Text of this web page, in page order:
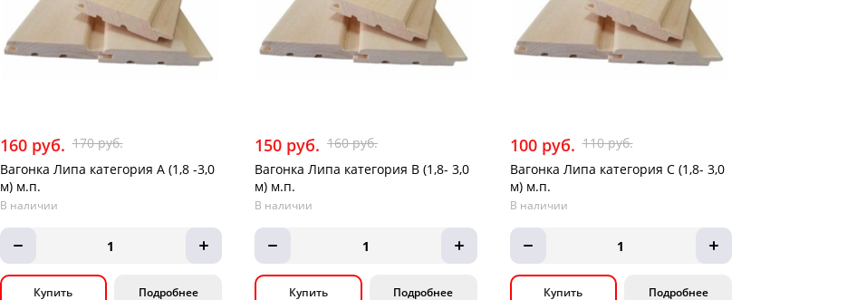
160 руб. 170 руб.
Вагонка Липа категория А (1,8 -3,0
м) м.п.
В наличии
1
Купить Подробнее
150 руб. 160 руб.
Вагонка Липа категория В (1,8- 3,0
м) м.п.
В наличии
1
Купить Подробнее
100 руб. 110 руб.
Вагонка Липа категория С (1,8- 3,0
м) м.п.
В наличии
1
Купить Подробнее